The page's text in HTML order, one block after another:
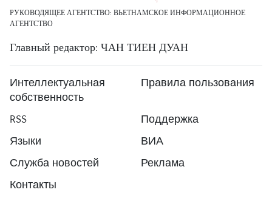
РУКОВОДЯЩЕЕ АГЕНТСТВО: ВЬЕТНАМСКОЕ ИНФОРМАЦИОННОЕ
АГЕНТСТВО
Главный редактор: ЧАН ТИЕН ДУАН
Интеллектуальная
собственность
Правила пользования
RSS
Поддержка
Языки
ВИА
Служба новостей
Реклама
Контакты